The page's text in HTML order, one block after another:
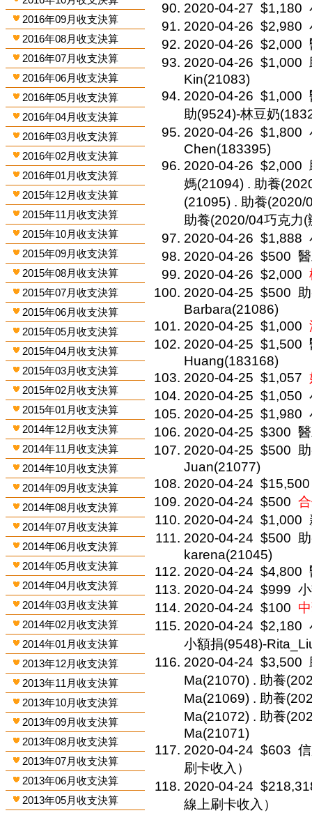
2016年09月收支決算
2016年08月收支決算
2016年07月收支決算
2016年06月收支決算
2016年05月收支決算
2016年04月收支決算
2016年03月收支決算
2016年02月收支決算
2016年01月收支決算
2015年12月收支決算
2015年11月收支決算
2015年10月收支決算
2015年09月收支決算
2015年08月收支決算
2015年07月收支決算
2015年06月收支決算
2015年05月收支決算
2015年04月收支決算
2015年03月收支決算
2015年02月收支決算
2015年01月收支決算
2014年12月收支決算
2014年11月收支決算
2014年10月收支決算
2014年09月收支決算
2014年08月收支決算
2014年07月收支決算
2014年06月收支決算
2014年05月收支決算
2014年04月收支決算
2014年03月收支決算
2014年02月收支決算
2014年01月收支決算
2013年12月收支決算
2013年11月收支決算
2013年10月收支決算
2013年09月收支決算
2013年08月收支決算
2013年07月收支決算
2013年06月收支決算
2013年05月收支決算
2020-04-27 $1,180
2020-04-26 $2,980
2020-04-26 $2,000
2020-04-26 $1,000
Kin(21083)
2020-04-26 $1,000
助(9524)-林豆奶
2020-04-26 $1,800
Chen(183395)
2020-04-26 $2,000
媽(21094) . 助養
(21095) . 助養(2020/
助養(2020/04巧克力
2020-04-26 $1,888
2020-04-26 $500
2020-04-26 $2,000
2020-04-25 $500
Barbara(21086)
2020-04-25 $1,000
2020-04-25 $1,500
Huang(183168)
2020-04-25 $1,057
2020-04-25 $1,050
2020-04-25 $1,980
2020-04-25 $300
2020-04-25 $500
Juan(21077)
2020-04-24 $15,500
2020-04-24 $500
2020-04-24 $1,000
2020-04-24 $500
karena(21045)
2020-04-24 $4,800
2020-04-24 $999
2020-04-24 $100
2020-04-24 $2,180
小額捐(9548)-
2020-04-24 $3,500
Ma(21070) . 助養
Ma(21069) . 助養
Ma(21072) . 助養
Ma(21071)
2020-04-24 $603
刷卡收入）
2020-04-24
線上刷卡收入）